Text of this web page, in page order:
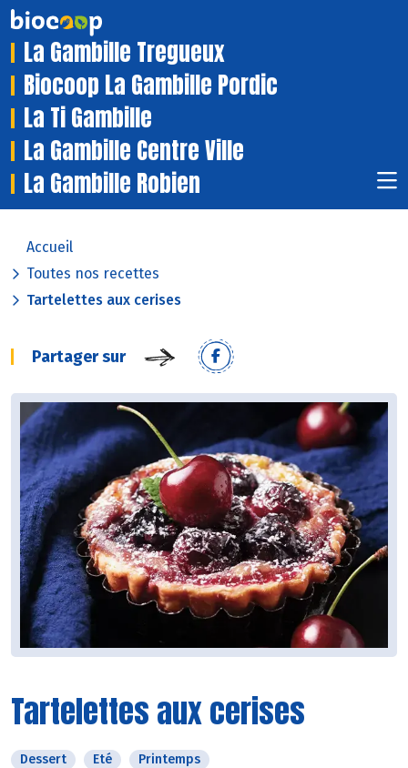
La Gambille Tregueux
Biocoop La Gambille Pordic
La Ti Gambille
La Gambille Centre Ville
La Gambille Robien
Accueil
Toutes nos recettes
Tartelettes aux cerises
Partager sur
Tartelettes aux cerises
Dessert Eté Printemps